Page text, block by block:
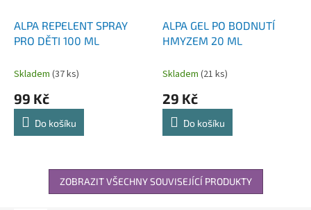
ALPA REPELENT SPRAY
PRO DĚTI 100 ML
Skladem (37 ks)
99 Kč
Do košíku
ALPA GEL PO BODNUTÍ
HMYZEM 20 ML
Skladem (21 ks)
29 Kč
Do košíku
ZOBRAZIT VŠECHNY SOUVISEJÍCÍ PRODUKTY